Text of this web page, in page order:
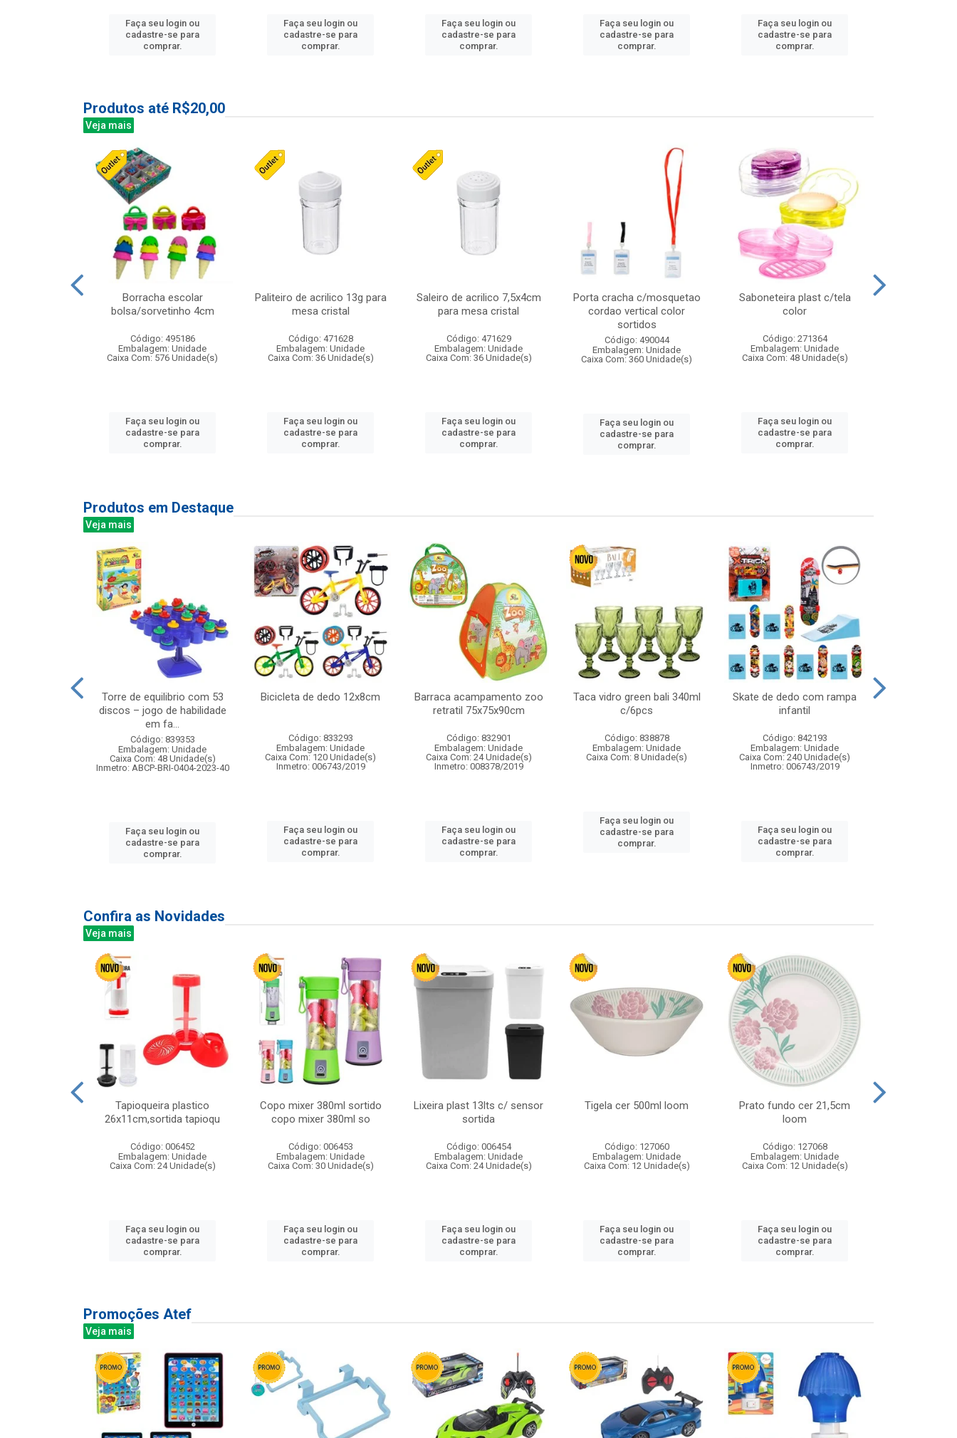
Faça seu login ou
cadastre-se para
comprar.
Faça seu login ou
cadastre-se para
comprar.
Faça seu login ou
cadastre-se para
comprar.
Faça seu login ou
cadastre-se para
comprar.
Faça seu login ou
cadastre-se para
comprar.
Produtos até R$20,00
Veja mais
Borracha escolar
bolsa/sorvetinho 4cm
Código: 495186
Embalagem: Unidade
Caixa Com: 576 Unidade(s)
Faça seu login ou
cadastre-se para
comprar.
Paliteiro de acrilico 13g para
mesa cristal
Código: 471628
Embalagem: Unidade
Caixa Com: 36 Unidade(s)
Faça seu login ou
cadastre-se para
comprar.
Saleiro de acrilico 7,5x4cm
para mesa cristal
Código: 471629
Embalagem: Unidade
Caixa Com: 36 Unidade(s)
Faça seu login ou
cadastre-se para
comprar.
Porta cracha c/mosquetao
cordao vertical color
sortidos
Código: 490044
Embalagem: Unidade
Caixa Com: 360 Unidade(s)
Faça seu login ou
cadastre-se para
comprar.
Saboneteira plast c/tela
color
Código: 271364
Embalagem: Unidade
Caixa Com: 48 Unidade(s)
Faça seu login ou
cadastre-se para
comprar.
Produtos em Destaque
Veja mais
Torre de equilibrio com 53
discos – jogo de habilidade
em fa...
Código: 839353
Embalagem: Unidade
Caixa Com: 48 Unidade(s)
Inmetro: ABCP-BRI-0404-2023-40
Faça seu login ou
cadastre-se para
comprar.
Bicicleta de dedo 12x8cm
Código: 833293
Embalagem: Unidade
Caixa Com: 120 Unidade(s)
Inmetro: 006743/2019
Faça seu login ou
cadastre-se para
comprar.
Barraca acampamento zoo
retratil 75x75x90cm
Código: 832901
Embalagem: Unidade
Caixa Com: 24 Unidade(s)
Inmetro: 008378/2019
Faça seu login ou
cadastre-se para
comprar.
Taca vidro green bali 340ml
c/6pcs
Código: 838878
Embalagem: Unidade
Caixa Com: 8 Unidade(s)
Faça seu login ou
cadastre-se para
comprar.
Skate de dedo com rampa
infantil
Código: 842193
Embalagem: Unidade
Caixa Com: 240 Unidade(s)
Inmetro: 006743/2019
Faça seu login ou
cadastre-se para
comprar.
Confira as Novidades
Veja mais
Tapioqueira plastico
26x11cm,sortida tapioqu
Código: 006452
Embalagem: Unidade
Caixa Com: 24 Unidade(s)
Faça seu login ou
cadastre-se para
comprar.
Copo mixer 380ml sortido
copo mixer 380ml so
Código: 006453
Embalagem: Unidade
Caixa Com: 30 Unidade(s)
Faça seu login ou
cadastre-se para
comprar.
Lixeira plast 13lts c/ sensor
sortida
Código: 006454
Embalagem: Unidade
Caixa Com: 24 Unidade(s)
Faça seu login ou
cadastre-se para
comprar.
Tigela cer 500ml loom
Código: 127060
Embalagem: Unidade
Caixa Com: 12 Unidade(s)
Faça seu login ou
cadastre-se para
comprar.
Prato fundo cer 21,5cm
loom
Código: 127068
Embalagem: Unidade
Caixa Com: 12 Unidade(s)
Faça seu login ou
cadastre-se para
comprar.
Promoções Atef
Veja mais